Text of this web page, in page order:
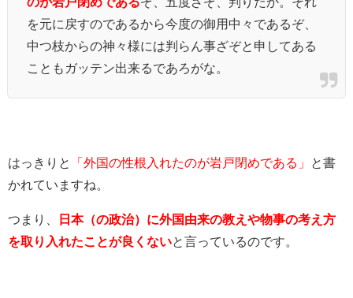
を元に戻すのであるから今度の御用中々であるぞ、
中つ枝からの神々様には判らん事ざぞと申してある
こともガッテン出来るであろがな。
はっきりと 「外国の性根入れたのが岩戸閉めである」
と書
かれていますね。
つまり、
日本（の政治）に外国由来の教えや物事の考え方
を取り入れたことが良くないと言っているのです。